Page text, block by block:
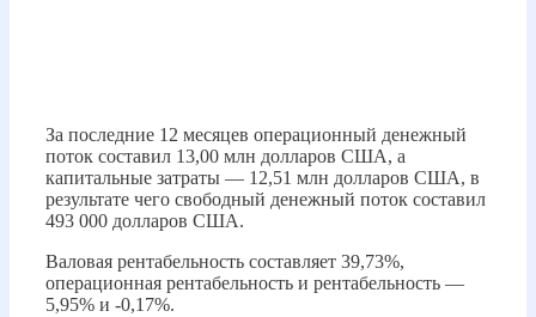
За последние 12 месяцев операционный денежный
поток составил 13,00 млн долларов США, а
капитальные затраты — 12,51 млн долларов США, в
результате чего свободный денежный поток составил
493 000 долларов США.
Валовая рентабельность составляет 39,73%,
операционная рентабельность и рентабельность —
5,95% и -0,17%.